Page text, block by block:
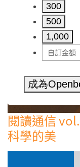
300
500
1,000
成為
閱讀通信
科學的美